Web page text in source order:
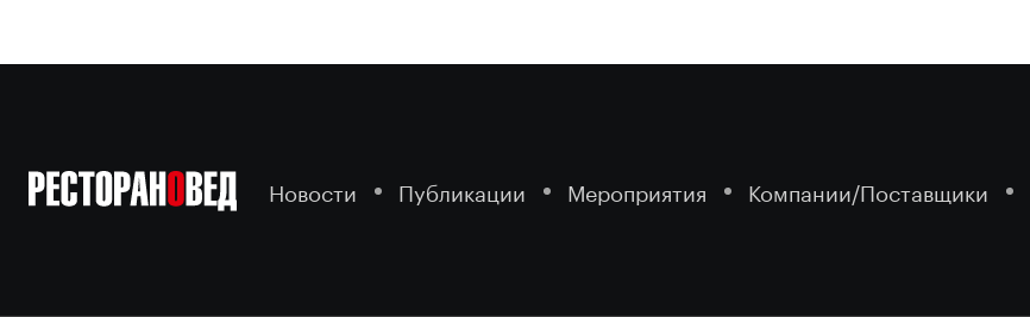
Новости Публикации Мероприятия Компании/Поставщики